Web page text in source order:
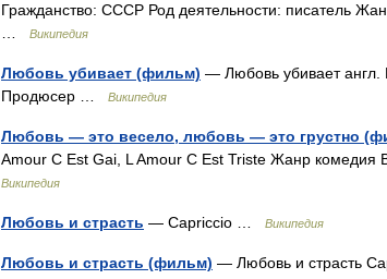
Гражданство: СССР Род деятельности: писатель
Википедия
Любовь убивает (фильм) — Любовь убивает англ.
Продюсер …
Википедия
Любовь — это весело, любовь — это грустно
Amour C Est Gai, L Amour C Est Triste Жанр
Википедия
Любовь и страсть — Capriccio … Википедия
Любовь и страсть (фильм) — Любовь и страсть